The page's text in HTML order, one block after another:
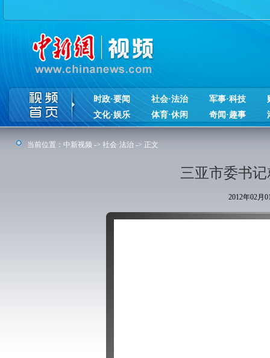
时政·要闻 社会·法治 军事·科技
文化·娱乐
体育·休闲 奇闻·趣事
当前位置： 中新视频 -> 社会·法治 -> 正文
三亚市委书
2012年02月